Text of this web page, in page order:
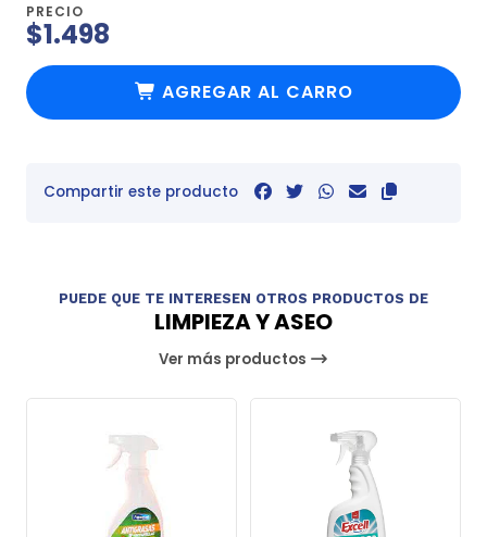
PRECIO
$1.498
AGREGAR AL CARRO
Compartir este producto
PUEDE QUE TE INTERESEN OTROS PRODUCTOS DE
LIMPIEZA Y ASEO
Ver más productos